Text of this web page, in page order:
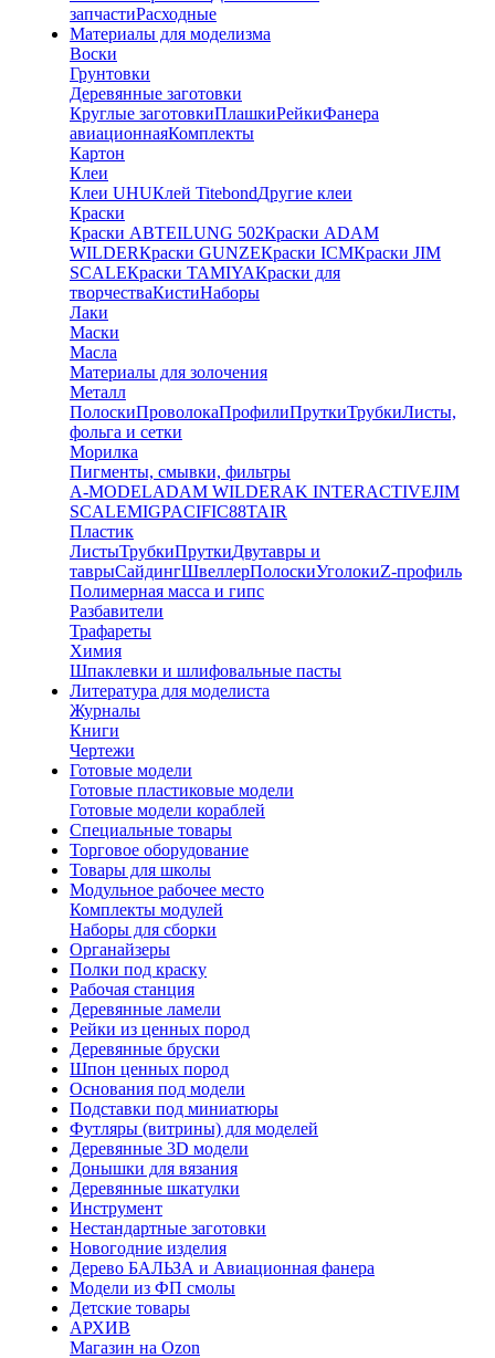
запчастиРасходные
Материалы для моделизма
Воски
Грунтовки
Деревянные заготовки
Круглые заготовкиПлашкиРейкиФанера
авиационнаяКомплекты
Картон
Клеи
Клеи UHUКлей TitebondДругие клеи
Краски
Краски ABTEILUNG 502Краски ADAM
WILDERКраски GUNZEКраски ICMКраски JIM
SCALEКраски TAMIYAКраски для
творчестваКистиНаборы
Лаки
Маски
Масла
Материалы для золочения
Металл
ПолоскиПроволокаПрофилиПруткиТрубкиЛисты,
фольга и сетки
Морилка
Пигменты, смывки, фильтры
A-MODELADAM WILDERAK INTERACTIVEJIM
SCALEMIGPACIFIC88TAIR
Пластик
ЛистыТрубкиПруткиДвутавры и
таврыСайдингШвеллерПолоскиУголокиZ-профиль
Полимерная масса и гипс
Разбавители
Трафареты
Химия
Шпаклевки и шлифовальные пасты
Литература для моделиста
Журналы
Книги
Чертежи
Готовые модели
Готовые пластиковые модели
Готовые модели кораблей
Специальные товары
Торговое оборудование
Товары для школы
Модульное рабочее место
Комплекты модулей
Наборы для сборки
Органайзеры
Полки под краску
Рабочая станция
Деревянные ламели
Рейки из ценных пород
Деревянные бруски
Шпон ценных пород
Основания под модели
Подставки под миниатюры
Футляры (витрины) для моделей
Деревянные 3D модели
Донышки для вязания
Деревянные шкатулки
Инструмент
Нестандартные заготовки
Новогодние изделия
Дерево БАЛЬЗА и Авиационная фанера
Модели из ФП смолы
Детские товары
АРХИВ
Магазин на Ozon